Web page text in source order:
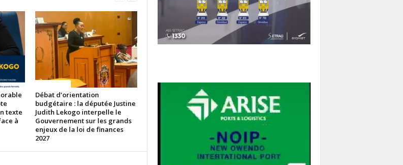
texte
à
Débat d’orientation
budgétaire : la députée Justine
Judith Lekogo interpelle le
Gouvernement sur les grands
enjeux de la loi de finances
2027